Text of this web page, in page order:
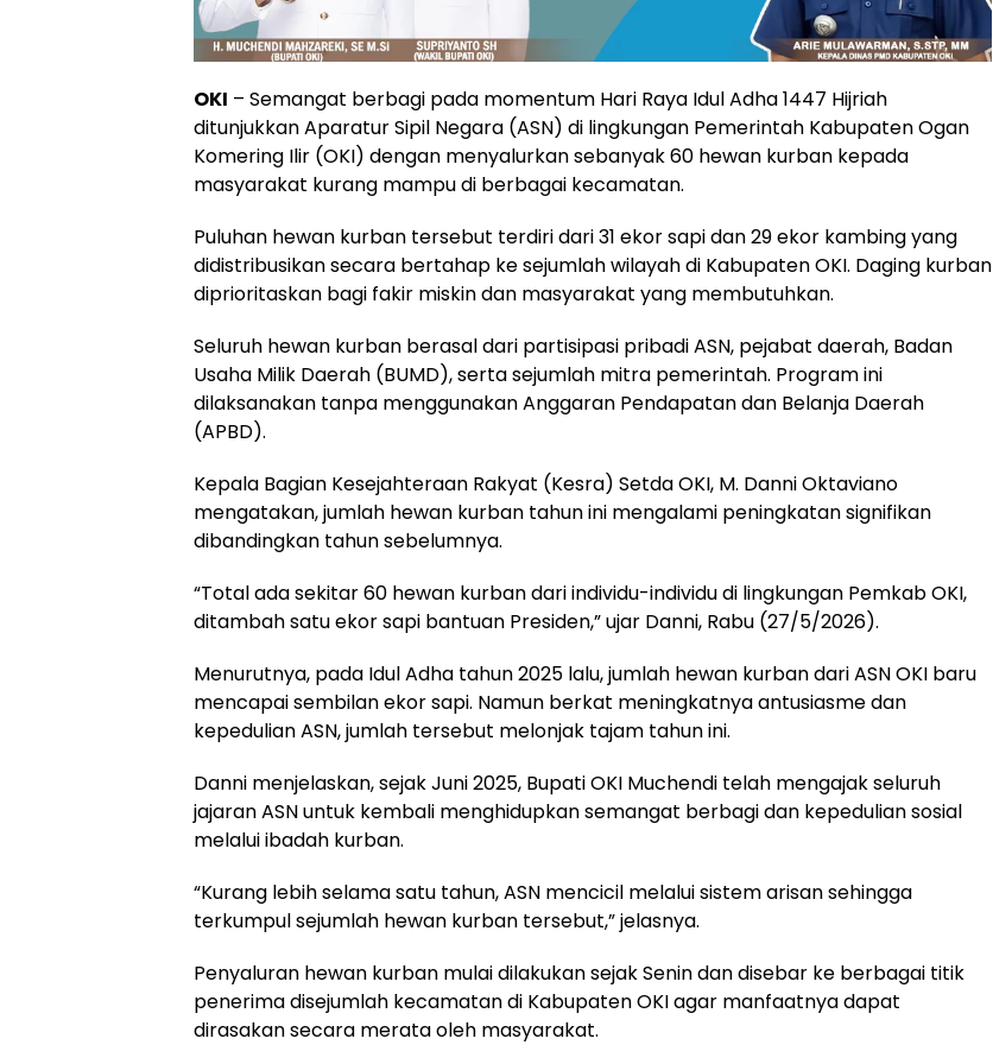
OKI – Semangat berbagi pada momentum Hari Raya Idul Adha 1447 Hijriah
ditunjukkan Aparatur Sipil Negara (ASN) di lingkungan Pemerintah Kabupaten Ogan
Komering Ilir (OKI) dengan menyalurkan sebanyak 60 hewan kurban kepada
masyarakat kurang mampu di berbagai kecamatan.
Puluhan hewan kurban tersebut terdiri dari 31 ekor sapi dan 29 ekor kambing yang
didistribusikan secara bertahap ke sejumlah wilayah di Kabupaten OKI. Daging kurban
diprioritaskan bagi fakir miskin dan masyarakat yang membutuhkan.
Seluruh hewan kurban berasal dari partisipasi pribadi ASN, pejabat daerah, Badan
Usaha Milik Daerah (BUMD), serta sejumlah mitra pemerintah. Program ini
dilaksanakan tanpa menggunakan Anggaran Pendapatan dan Belanja Daerah
(APBD).
Kepala Bagian Kesejahteraan Rakyat (Kesra) Setda OKI, M. Danni Oktaviano
mengatakan, jumlah hewan kurban tahun ini mengalami peningkatan signifikan
dibandingkan tahun sebelumnya.
“Total ada sekitar 60 hewan kurban dari individu-individu di lingkungan Pemkab OKI,
ditambah satu ekor sapi bantuan Presiden,” ujar Danni, Rabu (27/5/2026).
Menurutnya, pada Idul Adha tahun 2025 lalu, jumlah hewan kurban dari ASN OKI baru
mencapai sembilan ekor sapi. Namun berkat meningkatnya antusiasme dan
kepedulian ASN, jumlah tersebut melonjak tajam tahun ini.
Danni menjelaskan, sejak Juni 2025, Bupati OKI Muchendi telah mengajak seluruh
jajaran ASN untuk kembali menghidupkan semangat berbagi dan kepedulian sosial
melalui ibadah kurban.
“Kurang lebih selama satu tahun, ASN mencicil melalui sistem arisan sehingga
terkumpul sejumlah hewan kurban tersebut,” jelasnya.
Penyaluran hewan kurban mulai dilakukan sejak Senin dan disebar ke berbagai titik
penerima disejumlah kecamatan di Kabupaten OKI agar manfaatnya dapat
dirasakan secara merata oleh masyarakat.